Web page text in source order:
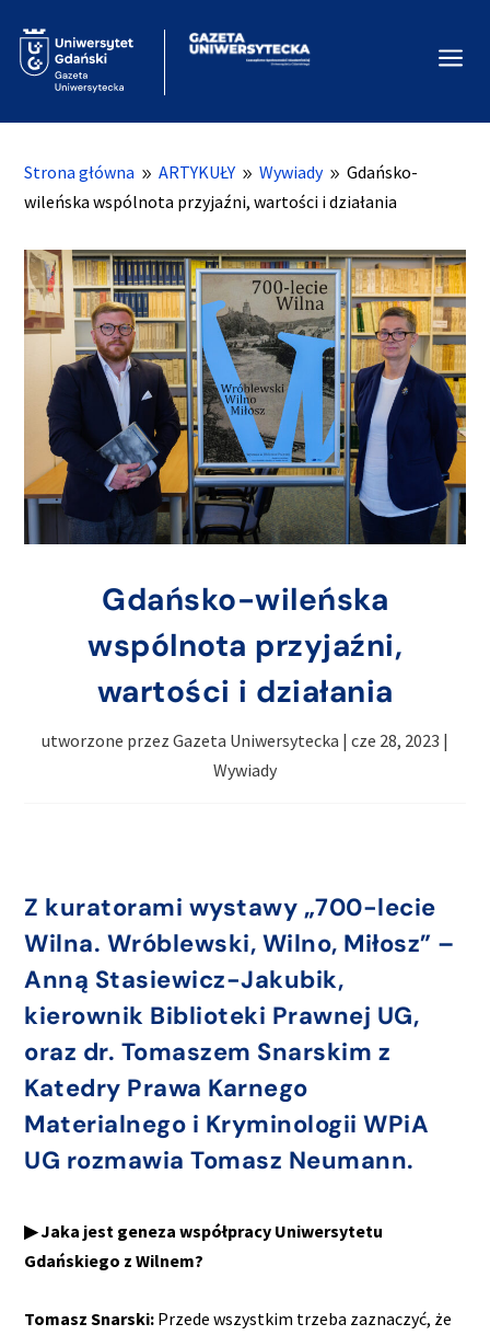
a
Strona główna 9 ARTYKUŁY 9 Wywiady 9 Gdańsko-
wileńska wspólnota przyjaźni, wartości i działania
Gdańsko-wileńska
wspólnota przyjaźni,
wartości i działania
utworzone przez Gazeta Uniwersytecka | cze 28, 2023 |
Wywiady
Z kuratorami wystawy „700-lecie
Wilna. Wróblewski, Wilno, Miłosz” –
Anną Stasiewicz-Jakubik,
kierownik Biblioteki Prawnej UG,
oraz dr. Tomaszem Snarskim z
Katedry Prawa Karnego
Materialnego i Kryminologii WPiA
UG rozmawia Tomasz Neumann.
▶ Jaka jest geneza współpracy Uniwersytetu
Gdańskiego z Wilnem?
Tomasz Snarski: Przede wszystkim trzeba zaznaczyć, że